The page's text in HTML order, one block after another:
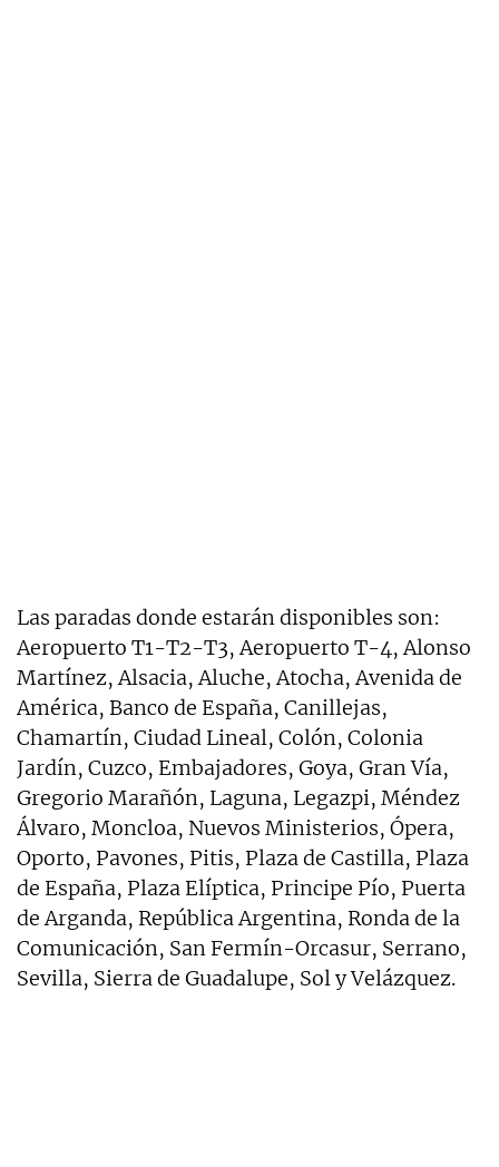
Las paradas donde estarán disponibles son:
Aeropuerto T1-T2-T3, Aeropuerto T-4, Alonso
Martínez, Alsacia, Aluche, Atocha, Avenida de
América, Banco de España, Canillejas,
Chamartín, Ciudad Lineal, Colón, Colonia
Jardín, Cuzco, Embajadores, Goya, Gran Vía,
Gregorio Marañón, Laguna, Legazpi, Méndez
Álvaro, Moncloa, Nuevos Ministerios, Ópera,
Oporto, Pavones, Pitis, Plaza de Castilla, Plaza
de España, Plaza Elíptica, Principe Pío, Puerta
de Arganda, República Argentina, Ronda de la
Comunicación, San Fermín-Orcasur, Serrano,
Sevilla, Sierra de Guadalupe, Sol y Velázquez.